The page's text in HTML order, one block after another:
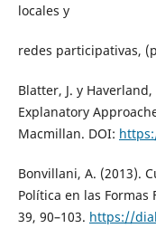
locales y
redes participativas,
Blatter, J. y
Explanatory
Macmillan. DOI:
Bonvillani, A. (2013).
Política en las Formas
39, 90–103. https://